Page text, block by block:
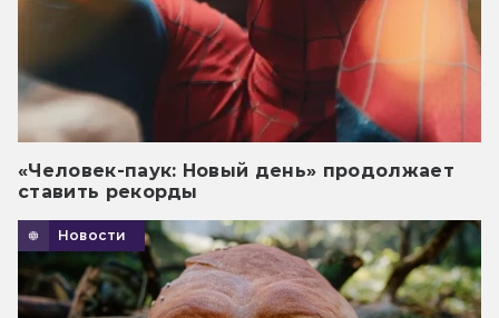
«Человек-паук: Новый день» продолжает
ставить рекорды
Новости